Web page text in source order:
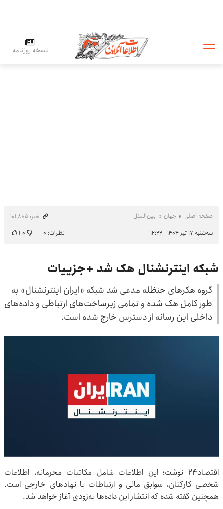
نسخه روزنامه
صفحه اصلی جهان بین‌الملل
خبر: ۱۰۱٬۸۸۵
سه‌شنبه ۱۷ تیر ۱۴۰۴ - ۱۲:۲۲
نظرات: ۰ ۰-۱
شبکه اینترنشنال هک شد +جزییات
گروه هکرهای حنظله مدعی شد شبکه «ایران اینترنشنال» به
طور کامل هک شده و تمامی زیرساخت‌های ارتباطی و داده‌های
داخلی این رسانه از دسترس خارج شده است.
اقتصاد۲۴ نوشت؛ این اطلاعات شامل مکاتبات محرمانه، اطلاعات
شخصی کارکنان، سوابق مالی و ارتباطات با نهادهای خارجی است.
همچنین گفته شده که انتشار این داده‌ها به‌زودی آغاز خواهد شد.